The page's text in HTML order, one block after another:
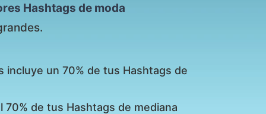
Hashtags de moda
incluye un 70% de tus Hashtags de
de tus Hashtags de mediana